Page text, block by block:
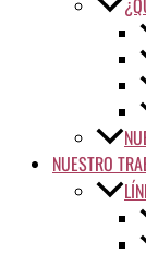
NUESTRO